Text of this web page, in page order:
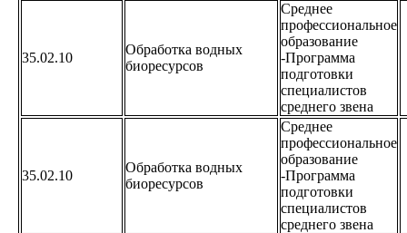
35.02.10
Обработка водных
биоресурсов
Среднее
профессиональное
образование
-Программа
подготовки
специалистов
среднего звена
35.02.10
Обработка водных
биоресурсов
Среднее
профессиональное
образование
-Программа
подготовки
специалистов
среднего звена